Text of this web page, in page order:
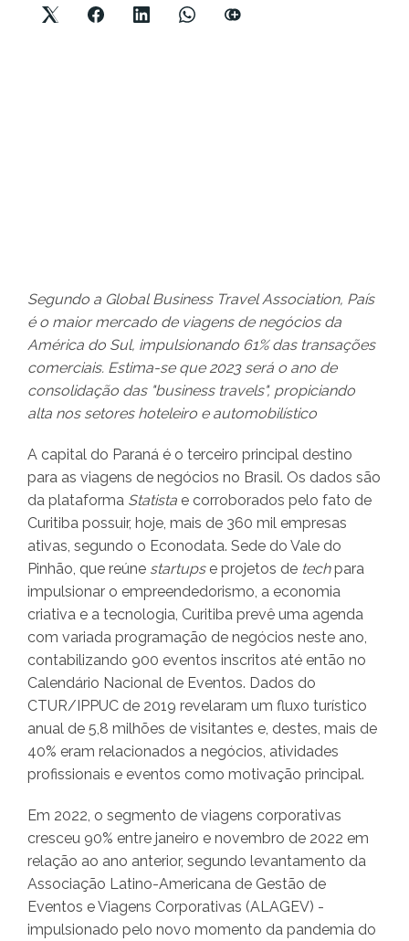
Segundo a Global Business Travel Association, País
é o maior mercado de viagens de negócios da
América do Sul, impulsionando 61% das transações
comerciais. Estima-se que 2023 será o ano de
consolidação das "business travels", propiciando
alta nos setores hoteleiro e automobilístico
A capital do Paraná é o terceiro principal destino
para as viagens de negócios no Brasil. Os dados são
da plataforma Statista e corroborados pelo fato de
Curitiba possuir, hoje, mais de 360 mil empresas
ativas, segundo o Econodata. Sede do Vale do
Pinhão, que reúne startups e projetos de techpara
impulsionar o empreendedorismo, a economia
criativa e a tecnologia, Curitiba prevê uma agenda
com variada programação de negócios neste ano,
contabilizando 900 eventos inscritos até então no
Calendário Nacional de Eventos. Dados do
CTUR/IPPUC de 2019 revelaram um fluxo turístico
anual de 5,8 milhões de visitantes e, destes, mais de
40% eram relacionados a negócios, atividades
profissionais e eventos como motivação principal.
Em 2022, o segmento de viagens corporativas
cresceu 90% entre janeiro e novembro de 2022 em
relação ao ano anterior, segundo levantamento da
Associação Latino-Americana de Gestão de
Eventos e Viagens Corporativas (ALAGEV) -
impulsionado pelo novo momento da pandemia do